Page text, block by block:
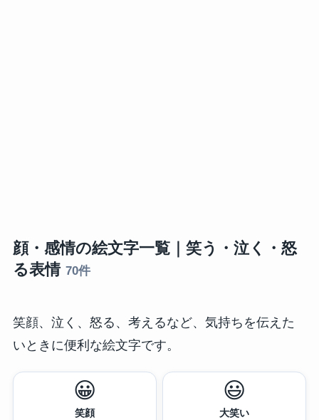
顔・感情の絵文字一覧｜笑う・泣く・怒
る表情 70件
笑顔、泣く、怒る、考えるなど、気持ちを伝えた
いときに便利な絵文字です。
😀
笑顔
😃
大笑い